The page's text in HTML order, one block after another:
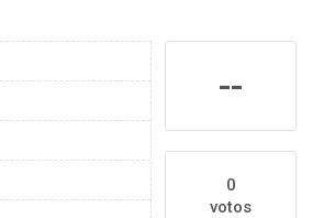
--
0
votos